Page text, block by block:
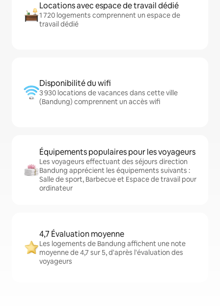
Locations avec espace de travail dédié
1 720 logements comprennent un espace de
travail dédié
Disponibilité du wifi
3 930 locations de vacances dans cette ville
(Bandung) comprennent un accès wifi
Équipements populaires pour les voyageurs
Les voyageurs effectuant des séjours direction
Bandung apprécient les équipements suivants :
Salle de sport, Barbecue et Espace de travail pour
ordinateur
4,7 Évaluation moyenne
Les logements de Bandung affichent une note
moyenne de 4,7 sur 5, d'après l'évaluation des
voyageurs